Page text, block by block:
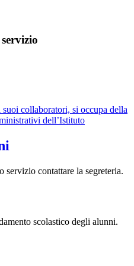
collaboratori, si occupa della
dell’Istituto
contattare la segreteria.
scolastico degli alunni.